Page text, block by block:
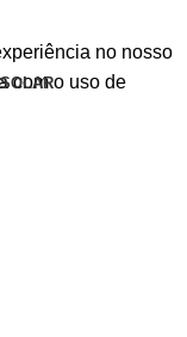
SOLAR
no nosso
com o uso de